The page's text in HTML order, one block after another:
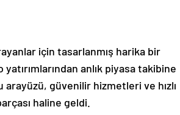
için tasarlanmış harika bir
anlık piyasa takibine
güvenilir hizmetleri ve hızlı
haline geldi.